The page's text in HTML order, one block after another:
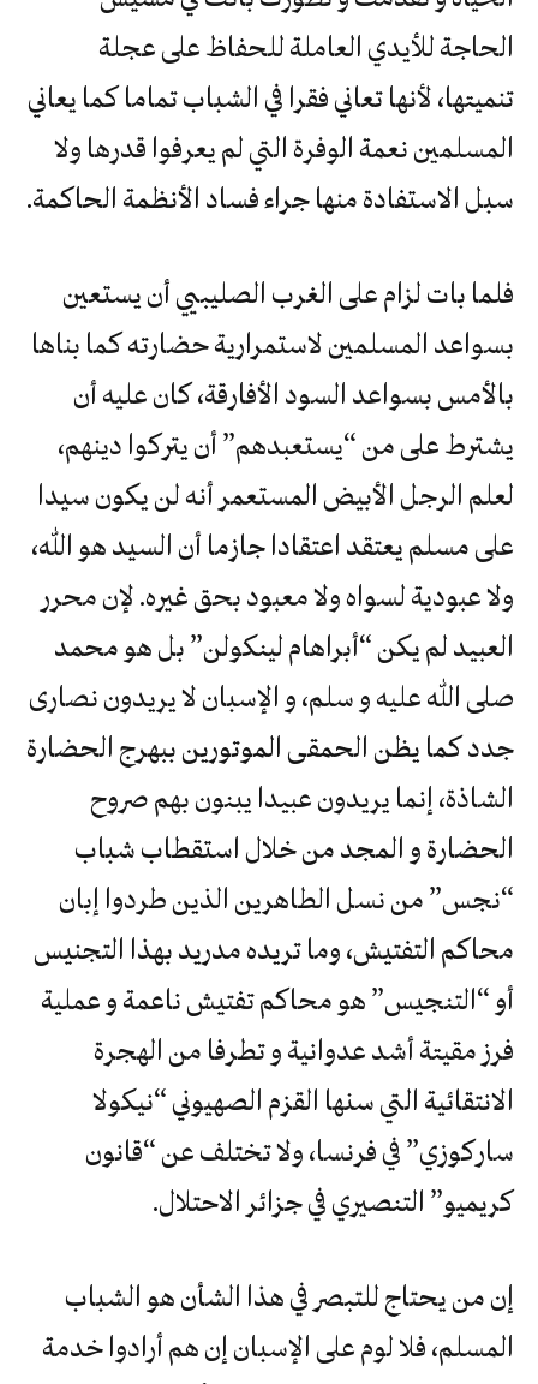
الحاجة للأيدي العاملة للحفاظ على عجلة
تنميتها، لأنها تعاني فقرا في الشباب تماما كما يعاني
المسلمين نعمة الوفرة التي لم يعرفوا قدرها ولا
سبل الاستفادة منها جراء فساد الأنظمة الحاكمة.
فلما بات لزام على الغرب الصليبيي أن يستعين
بسواعد المسلمين لاستمرارية حضارته كما بناها
بالأمس بسواعد السود الأفارقة، كان عليه أن
يشترط على من “يستعبدهم” أن يتركوا دينهم،
لعلم الرجل الأبيض المستعمر أنه لن يكون سيدا
على مسلم يعتقد اعتقادا جازما أن السيد هو الله،
ولا عبودية لسواه ولا معبود بحق غيره. لإن محرر
العبيد لم يكن “أبراهام لينكولن” بل هو محمد
صلى الله عليه و سلم، و الإسبان لا يريدون نصارى
جدد كما يظن الحمقى الموتورين ببهرج الحضارة
الشاذة، إنما يريدون عبيدا يبنون بهم صروح
الحضارة و المجد من خلال استقطاب شباب
“نجس” من نسل الطاهرين الذين طردوا إبان
محاكم التفتيش، وما تريده مدريد بهذا التجنيس
أو “التنجيس” هو محاكم تفتيش ناعمة و عملية
فرز مقيتة أشد عدوانية و تطرفا من الهجرة
الانتقائية التي سنها القزم الصهيوني “نيكولا
ساركوزي” في فرنسا، ولا تختلف عن “قانون
كريميو” التنصيري في جزائر الاحتلال.
إن من يحتاج للتبصر في هذا الشأن هو الشباب
المسلم، فلا لوم على الإسبان إن هم أرادوا خدمة